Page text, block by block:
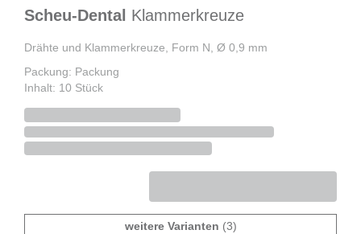
Scheu-Dental Klammerkreuze
Drähte und Klammerkreuze, Form N, Ø 0,9 mm
Packung: Packung
Inhalt: 10 Stück
weitere Varianten (3)